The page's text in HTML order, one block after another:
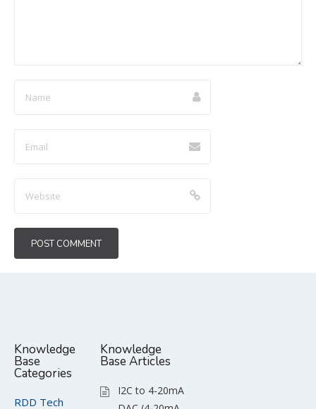
Knowledge
Base
Categories
RDD Tech
Knowledge
Base Articles
I2C to 4-20mA